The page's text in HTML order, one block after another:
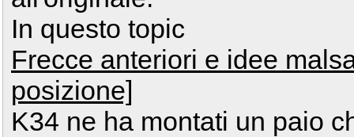
In questo topic
Frecce anteriori e idee
posizione]
K34 ne ha montati un paio